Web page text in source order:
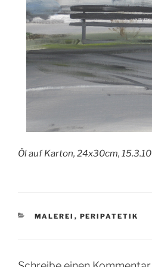
Öl auf Karton, 24x30cm, 15.3.10
KATEGORIEN
MALEREI , PERIPATETIK